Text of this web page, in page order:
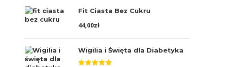
Fit Ciasta Bez Cukru
44,00zł
Wigilia i Święta dla Diabetyka